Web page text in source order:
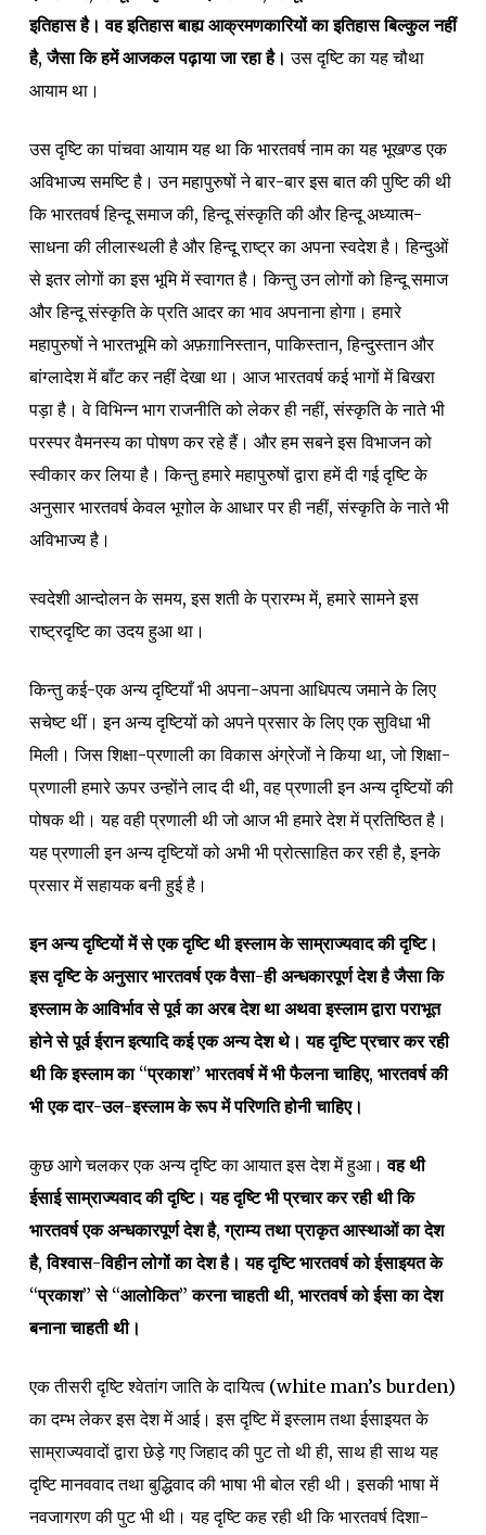
इतिहास है। वह इतिहास बाह्य आक्रमणकारियों का इतिहास बिल्कुल नहीं
है, जैसा कि हमें आजकल पढ़ाया जा रहा है। उस दृष्टि का यह चौथा
आयाम था।
उस दृष्टि का पांचवा आयाम यह था कि भारतवर्ष नाम का यह भूखण्ड एक
अविभाज्य समष्टि है। उन महापुरुषों ने बार-बार इस बात की पुष्टि की थी
कि भारतवर्ष हिन्दू समाज की, हिन्दू संस्कृति की और हिन्दू अध्यात्म-
साधना की लीलास्थली है और हिन्दू राष्ट्र का अपना स्वदेश है। हिन्दुओं
से इतर लोगों का इस भूमि में स्वागत है। किन्तु उन लोगों को हिन्दू समाज
और हिन्दू संस्कृति के प्रति आदर का भाव अपनाना होगा। हमारे
महापुरुषों ने भारतभूमि को अफ़ग़ानिस्तान, पाकिस्तान, हिन्दुस्तान और
बांग्लादेश में बाँट कर नहीं देखा था। आज भारतवर्ष कई भागों में बिखरा
पड़ा है। वे विभिन्न भाग राजनीति को लेकर ही नहीं, संस्कृति के नाते भी
परस्पर वैमनस्य का पोषण कर रहे हैं। और हम सबने इस विभाजन को
स्वीकार कर लिया है। किन्तु हमारे महापुरुषों द्वारा हमें दी गई दृष्टि के
अनुसार भारतवर्ष केवल भूगोल के आधार पर ही नहीं, संस्कृति के नाते भी
अविभाज्य है।
स्वदेशी आन्दोलन के समय, इस शती के प्रारम्भ में, हमारे सामने इस
राष्ट्रदृष्टि का उदय हुआ था।
किन्तु कई-एक अन्य दृष्टियाँ भी अपना-अपना आधिपत्य जमाने के लिए
सचेष्ट थीं। इन अन्य दृष्टियों को अपने प्रसार के लिए एक सुविधा भी
मिली। जिस शिक्षा-प्रणाली का विकास अंग्रेजों ने किया था, जो शिक्षा-
प्रणाली हमारे ऊपर उन्होंने लाद दी थी, वह प्रणाली इन अन्य दृष्टियों की
पोषक थी। यह वही प्रणाली थी जो आज भी हमारे देश में प्रतिष्ठित है।
यह प्रणाली इन अन्य दृष्टियों को अभी भी प्रोत्साहित कर रही है, इनके
प्रसार में सहायक बनी हुई है।
इन अन्य दृष्टियों में से एक दृष्टि थी इस्लाम के साम्राज्यवाद की दृष्टि।
इस दृष्टि के अनुसार भारतवर्ष एक वैसा-ही अन्धकारपूर्ण देश है जैसा कि
इस्लाम के आविर्भाव से पूर्व का अरब देश था अथवा इस्लाम द्वारा पराभूत
होने से पूर्व ईरान इत्यादि कई एक अन्य देश थे। यह दृष्टि प्रचार कर रही
थी कि इस्लाम का “प्रकाश” भारतवर्ष में भी फैलना चाहिए, भारतवर्ष की
भी एक दार-उल-इस्लाम के रूप में परिणति होनी चाहिए।
कुछ आगे चलकर एक अन्य दृष्टि का आयात इस देश में हुआ।वह थी
ईसाई साम्राज्यवाद की दृष्टि। यह दृष्टि भी प्रचार कर रही थी कि
भारतवर्ष एक अन्धकारपूर्ण देश है, ग्राम्य तथा प्राकृत आस्थाओं का देश
है, विश्वास-विहीन लोगों का देश है। यह दृष्टि भारतवर्ष को ईसाइयत के
“प्रकाश” से “आलोकित” करना चाहती थी, भारतवर्ष को ईसा का देश
बनाना चाहती थी।
एक तीसरी दृष्टि श्वेतांग जाति के दायित्व (white man’s burden)
का दम्भ लेकर इस देश में आई। इस दृष्टि में इस्लाम तथा ईसाइयत के
साम्राज्यवादों द्वारा छेड़े गए जिहाद की पुट तो थी ही, साथ ही साथ यह
दृष्टि मानववाद तथा बुद्धिवाद की भाषा भी बोल रही थी। इसकी भाषा में
नवजागरण की पुट भी थी। यह दृष्टि कह रही थी कि भारतवर्ष दिशा-